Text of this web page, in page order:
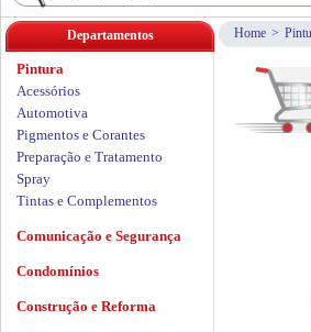
Home >
Departamentos
Pintura
Acessórios
Automotiva
Pigmentos e Corantes
Preparação e Tratamento
Spray
Tintas e Complementos
Comunicação e Segurança
Condomínios
Construção e Reforma